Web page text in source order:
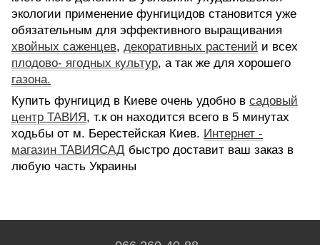
экологии применение фунгицидов становится уже
обязательным для эффективного выращивания
хвойных саженцев, декоративных растений и всех
плодово- ягодных культур, а так же для хорошего
газона.
Купить фунгицид в Киеве очень удобно в садовый
центр ТАВИЯ, т.к он находится всего в 5 минутах
ходьбы от м. Берестейская Киев. Интернет -
магазин ТАВИЯСАД быстро доставит ваш заказ в
любую часть Украины